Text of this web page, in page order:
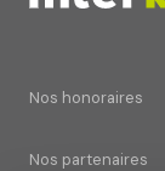
Nos honoraires
Nos partenaires